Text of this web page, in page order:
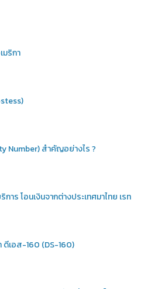
มริกา
Number) สำคัญอย่างไร ?
าร โอนเงินจากต่างประเทศมาไทย เรท
ดีเอส-160 (DS-160)